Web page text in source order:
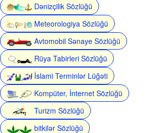
Dənizçilik Sözlüğü
Meteorologiya Sözlüğü
Avtomobil Sənaye Sözlüğü
Rüya Tabirleri Sözlüğü
İslami Terminlər Lüğəti
Kompüter, İnternet Sözlüğü
Turizm Sözlüğü
bitkilər Sözlüğü